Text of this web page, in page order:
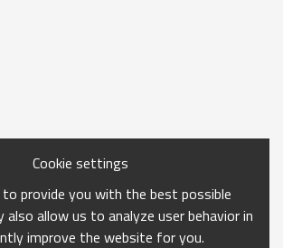
Cookie settings
to provide you with the best possible
also allow us to analyze user behavior in
improve the website for you.